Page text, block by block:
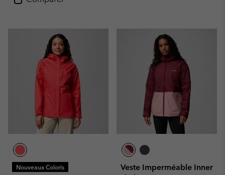
Nouveaux Coloris
Veste Imperméable Inner